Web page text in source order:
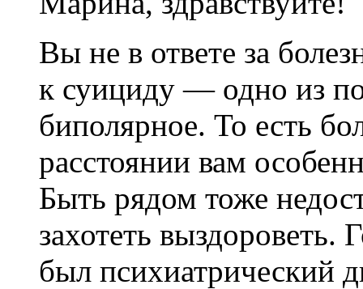
Вы не в ответе за
к суициду — одно из
биполярное. То есть
расстоянии вам
Быть рядом тоже
захотеть выздороветь.
был психиатрический